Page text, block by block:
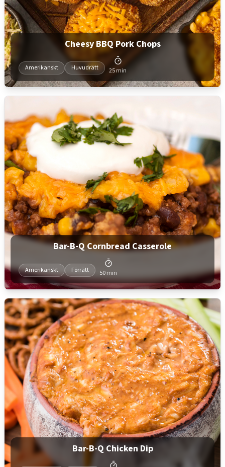
Cheesy BBQ Pork Chops
Amerikanskt Huvudrätt 25 min
Bar-B-Q Cornbread Casserole
Amerikanskt Förrätt 50 min
Bar-B-Q Chicken Dip